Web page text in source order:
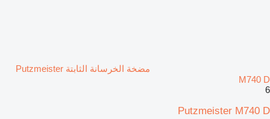
مضخة الخرسانة الثابتة Putzmeister
M740 D
6
Putzmeister M740 D